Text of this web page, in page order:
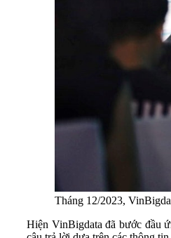
Tháng 12/2023,
Hiện VinBigdata đã bước đầu